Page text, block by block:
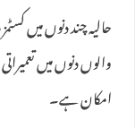
حالیہ چند دنوں میں
والوں دنوں میں
امکان ہے۔